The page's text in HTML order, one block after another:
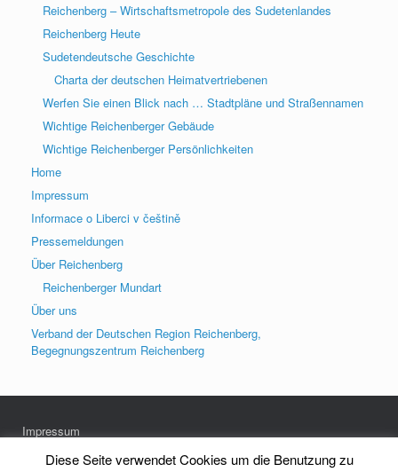
Reichenberg – Wirtschaftsmetropole des Sudetenlandes
Reichenberg Heute
Sudetendeutsche Geschichte
Charta der deutschen Heimatvertriebenen
Werfen Sie einen Blick nach … Stadtpläne und Straßennamen
Wichtige Reichenberger Gebäude
Wichtige Reichenberger Persönlichkeiten
Home
Impressum
Informace o Liberci v češtině
Pressemeldungen
Über Reichenberg
Reichenberger Mundart
Über uns
Verband der Deutschen Region Reichenberg,
Begegnungszentrum Reichenberg
Impressum
Datenschutz
Diese Seite verwendet Cookies um die Benutzung zu